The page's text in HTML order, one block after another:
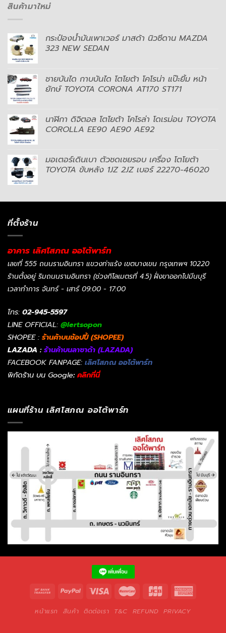
สินค้ามาใหม่
กระป๋องน้ำมันเพาเวอร์ มาสด้า นิวซีดาน MAZDA
323 NEW SEDAN
ชายบันได กาบบันได โตโยต้า โคโรน่า แป๊ะยิ้ม หน้า
ยักษ์ TOYOTA CORONA AT170 ST171
นาฬิกา ดิจิตอล โตโยต้า โคโรล่า โดเรม่อน TOYOTA
COROLLA EE90 AE90 AE92
มอเตอร์เดินเบา ตัวชดเชยรอบ เครื่อง โตโยต้า
TOYOTA ขับหลัง 1JZ 2JZ เบอร์ 22270-46020
ที่ตั้งร้าน
อาคาร เลิศโสภณ ออโต้พาร์ท
เลขที่ 555 ถนนรามอินทรา แขวงท่าแร้ง เขตบางเขน กรุงเทพฯ 10220
ร้านตั้งอยู่ ริมถนนรามอินทรา (ช่วงกิโลเมตรที่ 4.5) ฝั่งขาออกไปมีนบุรี
เวลาทำการ จันทร์ - เสาร์ 09:00 - 17:00
โทร: 02-945-5597
LINE OFFICIAL: @lertsopon
SHOPEE : ร้านค้าบนช้อปปี้ (SHOPEE)
LAZADA :ร้านค้าบนลาซาด้า (LAZADA)
FACEBOOK FANPAGE: เลิศโสภณ ออโต้พาร์ท
พิกัดร้าน บน Google: คลิกที่นี่
แผนที่ร้าน เลิศโสภณ ออโต้พาร์ท
หน้าแรก สินค้า ติดต่อเรา T&C REFUND PRIVACY